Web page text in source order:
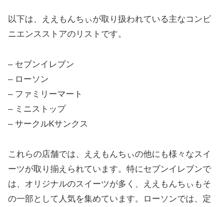
以下は、ええもんちぃが取り扱われている主なコンビ
ニエンスストアのリストです。
– セブンイレブン
– ローソン
– ファミリーマート
– ミニストップ
– サークルKサンクス
これらの店舗では、ええもんちぃの他にも様々なスイ
ーツが取り揃えられています。特にセブンイレブンで
は、オリジナルのスイーツが多く、ええもんちぃもそ
の一部として人気を集めています。ローソンでは、定